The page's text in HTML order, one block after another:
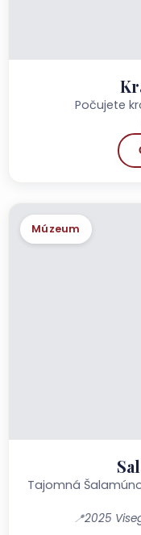
Počujete
Múzeum
Tajomná
📍2025